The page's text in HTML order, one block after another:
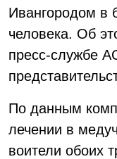
Ивангородом в
человека. Об
пресс-службе
По данным
лечении в
воители обоих